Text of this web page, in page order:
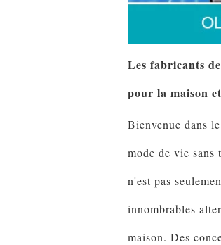
Les fabricants
pour la maison
Bienvenue dans
mode de vie
n'est pas
innombrables
maison. Des